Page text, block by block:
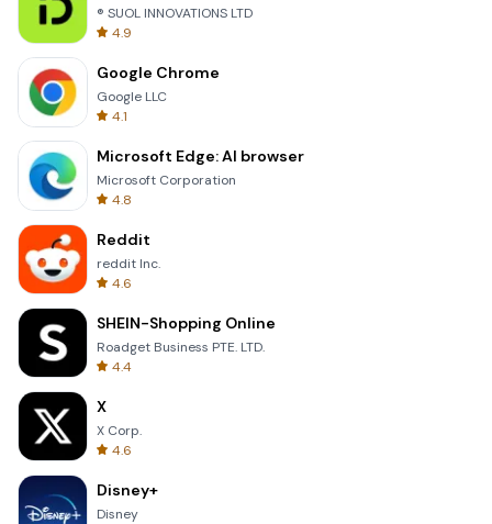
® SUOL INNOVATIONS LTD
4.9
Google Chrome
Google LLC
4.1
Microsoft Edge: AI browser
Microsoft Corporation
4.8
Reddit
reddit Inc.
4.6
SHEIN-Shopping Online
Roadget Business PTE. LTD.
4.4
X
X Corp.
4.6
Disney+
Disney